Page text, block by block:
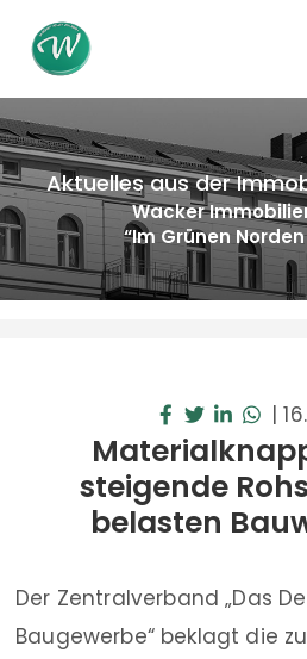
Aktuelles aus der
Wacker
“Im Grünen
|
steigende
belasten
Der Zentralverband „Das
Baugewerbe“ beklagt die